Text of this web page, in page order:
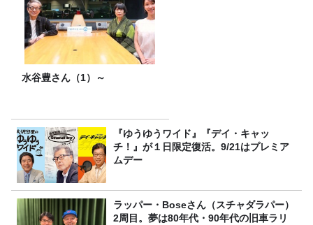
水谷豊さん（1）～
『ゆうゆうワイド』『デイ・キャッ
チ！』が１日限定復活。9/21はプレミア
ムデー
ラッパー・Boseさん（スチャダラパー）
2周目。夢は80年代・90年代の旧車ラリ